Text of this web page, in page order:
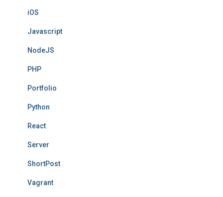
iOS
Javascript
NodeJS
PHP
Portfolio
Python
React
Server
ShortPost
Vagrant